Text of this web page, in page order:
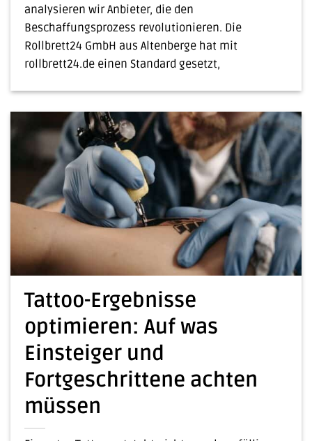
analysieren wir Anbieter, die den
Beschaffungsprozess revolutionieren. Die
Rollbrett24 GmbH aus Altenberge hat mit
rollbrett24.de einen Standard gesetzt,
Tattoo-Ergebnisse
optimieren: Auf was
Einsteiger und
Fortgeschrittene achten
müssen